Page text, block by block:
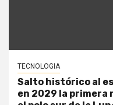
TECNOLOGIA
Salto histórico al
en 2029 la primera